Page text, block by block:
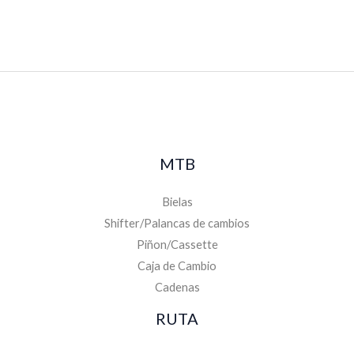
MTB
Bielas
Shifter/Palancas de cambios
Piñon/Cassette
Caja de Cambio
Cadenas
RUTA